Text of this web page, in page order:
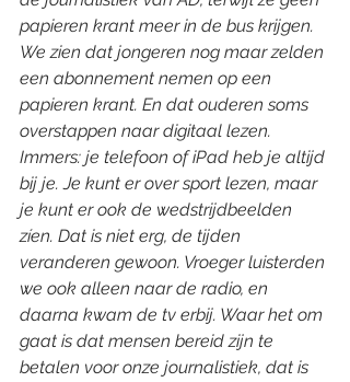
papieren krant meer in de bus krijgen.
We zien dat jongeren nog maar zelden
een abonnement nemen op een
papieren krant. En dat ouderen soms
overstappen naar digitaal lezen.
Immers: je telefoon of iPad heb je altijd
bij je. Je kunt er over sport lezen, maar
je kunt er ook de wedstrijdbeelden
zíen. Dat is niet erg, de tijden
veranderen gewoon. Vroeger luisterden
we ook alleen naar de radio, en
daarna kwam de tv erbij. Waar het om
gaat is dat mensen bereid zijn te
betalen voor onze journalistiek, dat is